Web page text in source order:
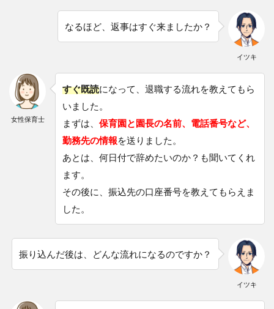
イツキ
なるほど、返事はすぐ来ましたか？
女性保育士
すぐ既読になって、退職する流れを教えてもら
いました。
まずは、 保育園と園長の名前、電話番号など、
勤務先の情報を送りました。
あとは、何日付で辞めたいのか？も聞いてくれ
ます。
その後に、振込先の口座番号を教えてもらえま
した。
イツキ
振り込んだ後は、どんな流れになるのですか？